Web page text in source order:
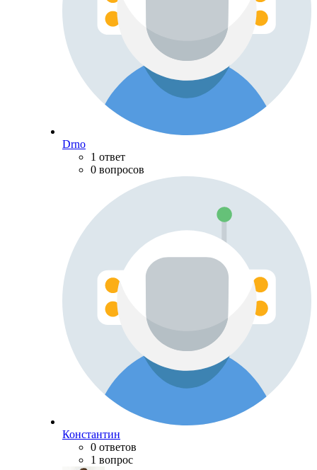
Drno
1 ответ
0 вопросов
Константин
0 ответов
1 вопрос